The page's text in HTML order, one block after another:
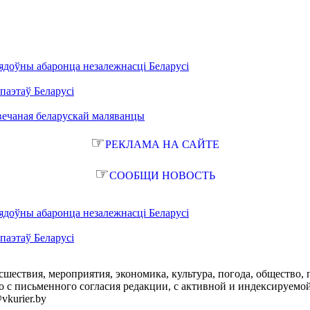
абаронца незалежнасці Беларусі
Беларусі
беларускай маляванцы
☞РЕКЛАМА НА САЙТЕ
☞СООБЩИ НОВОСТЬ
абаронца незалежнасці Беларусі
Беларусі
мероприятия, экономика, культура, погода, общество,
письменного согласия редакции, с активной и